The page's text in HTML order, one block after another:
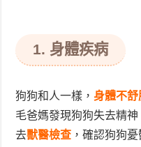
1. 身體疾病
狗狗和人一樣， 身體不舒
毛爸媽發現狗狗失去精
去獸醫檢查 ，確認狗狗